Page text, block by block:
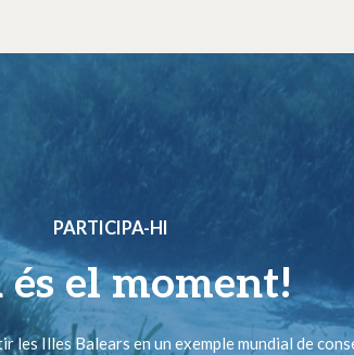
PARTICIPA-HI
és el moment!
les Illes Balears en un exemple mundial de